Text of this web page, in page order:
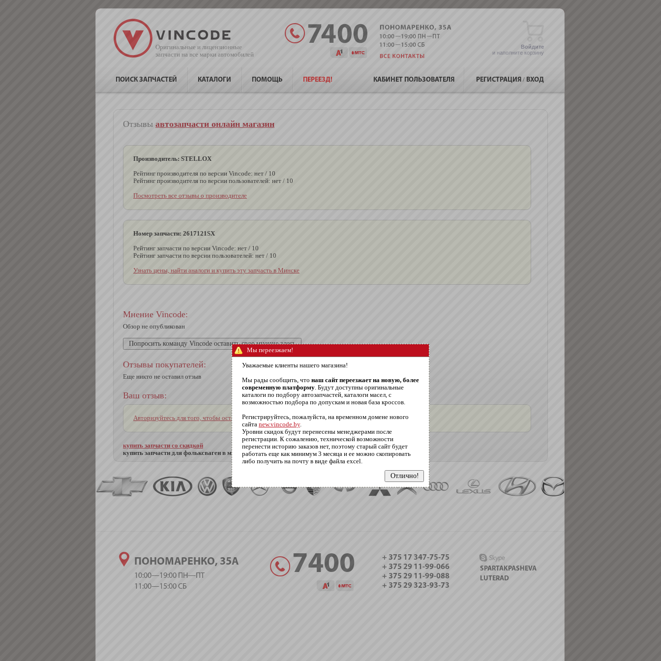
Оригинальные и лицензионные
запчасти на все марки автомобилей
Войдите
и наполните корзину
РЕГИСТРАЦИЯ / ВХОД
ПОИСК ЗАПЧАСТЕЙ КАТАЛОГИ ПОМОЩЬ ПЕРЕЕЗД! КАБИНЕТ ПОЛЬЗОВАТЕЛЯ
Отзывы автозапчасти онлайн магазин
Мы переезжаем!
Уважаемые клиенты нашего магазина!
Мы рады сообщить, что наш сайт переезжает на новую, более
современную платформу. Будут доступны оригинальные
каталоги по подбору автозапчастей, каталоги масел, с
возможностью подбора по допускам и новая база кроссов.
Регистрируйтесь, пожалуйста, на временном домене нового
сайта new.vincode.by.
Уровни скидок будут перенесены менеджерами после
регистрации. К сожалению, технической возможности
перенести историю заказов нет, поэтому старый сайт будет
работать еще как минимум 3 месяца и ее можно скопировать
либо получить на почту в виде файла excel.
Производитель: STELLOX
Рейтинг производителя по версии Vincode: нет / 10
Рейтинг производителя по версии пользователей: нет / 10
Посмотреть все отзывы о производителе
Номер запчасти: 2617121SX
Рейтинг запчасти по версии Vincode: нет / 10
Рейтинг запчасти по версии пользователей: нет / 10
Узнать цены, найти аналоги и купить эту запчасть в Минске
Мнение Vincode:
Обзор не опубликован
Отзывы покупателей:
Еще никто не оставил отзыв
Ваш отзыв:
Авторизуйтесь для того, чтобы оставить отзыв
купить запчасти со скидкой
купить запчасти для фольксваген в минске
ПОНОМАРЕНКО, 35А
10:00—19:00 ПН—ПТ
11:00—15:00 СБ
7400
+ 375 17 347-75-75
+ 375 29 11-99-066
+ 375 29 11-99-088
+ 375 29 323-93-73
SPARTAKPASHEVA
LUTERAD